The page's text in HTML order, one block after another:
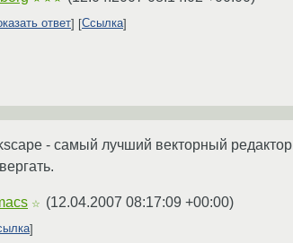
ответ Ссылка
- самый лучший векторный
☆ (12.04.2007 08:17:09 +00:00)